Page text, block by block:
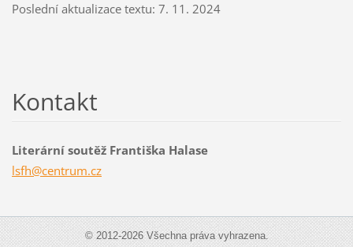
Poslední aktualizace textu: 7. 11. 2024
Kontakt
Literární soutěž Františka Halase
lsfh@centrum.cz
© 2012-2026 Všechna práva vyhrazena.